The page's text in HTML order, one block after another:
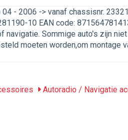
- 2006 -> vanaf chassisnr.
10 EAN code:
Sommige auto's zijn
moeten worden,om montage
Autoradio / Navigatie